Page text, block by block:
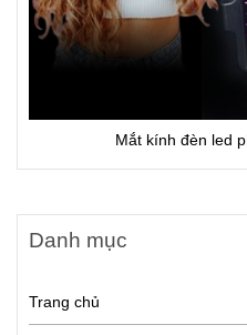
Mắt kính đèn led
Danh mục
Trang chủ